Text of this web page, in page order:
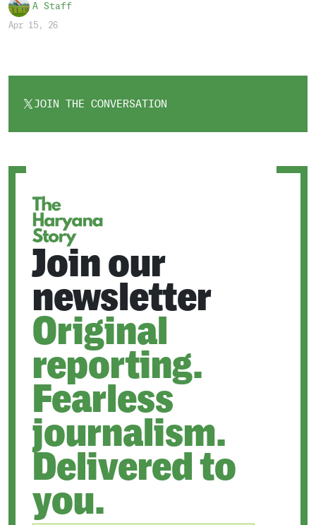
A Staff
Apr 15, 26
JOIN THE CONVERSATION
OPENS
Join our
newsletter
Original
reporting.
Fearless
journalism.
Delivered to
you.